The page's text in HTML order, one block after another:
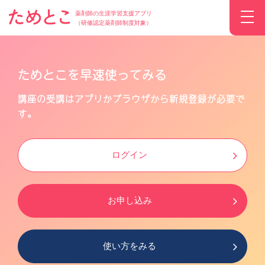
薬剤師の生涯学習支援アプリ
（研修認定薬剤師制度対象）
ためとこを早速使ってみる
講座の受講はアプリかブラウザから新規登録が必要で
す。
ログイン
お申し込み
使い方をみる